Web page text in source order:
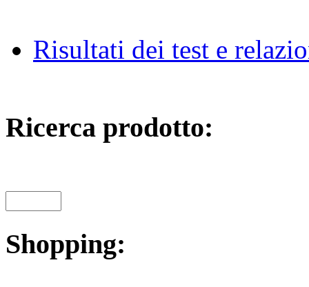
Risultati dei test e
Ricerca prodotto:
Shopping: